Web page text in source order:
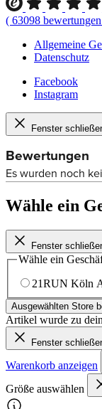
( 63098 bewertungen
Allgemeine
Datenschutz
Facebook
Instagram
Fenster
Wähle ein
Fenster
Wähle ein
21RUN Köln
Ausgewählten Store
Artikel wurde zu
Fenster
Warenkorb anzeigen
Größe auswählen